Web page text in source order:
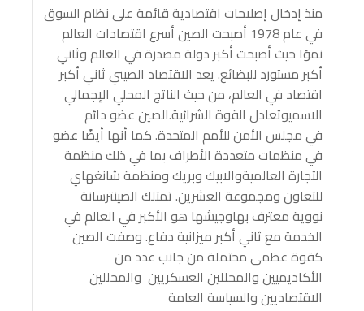
منذ إدخال إصلاحات اقتصادية قائمة على نظام السوق
في عام 1978 أصبحت الصين أسرع اقتصادات العالم
نموًا حيث أصبحت أكبر دولة مصدرة في العالم وثاني
أكبر مستورد للبضائع. يعد الاقتصاد الصيني ثاني أكبر
اقتصاد في العالم، من حيث الناتج المحلي الإجمالي
الاسميوتعادل القوة الشرائية.الصين عضو دائم
في مجلس الأمن للأمم المتحدة. كما أنها أيضًا عضو
في منظمات متعددة الأطراف بما في ذلك منظمة
التجارة العالميةوالابيك وبريك ومنظمة شانغهاي
للتعاون ومجموعة العشرين. تمتلك الصينترسانة
نووية معترف بهاوجيشها هو الأكبر في العالم في
الخدمة مع ثاني أكبر ميزانية دفاع. وصفت الصين
كقوة عظمى محتملة من جانب عدد من
الأكاديميين والمحللين العسكريين والمحللين
الاقتصاديين والسياسة العامة